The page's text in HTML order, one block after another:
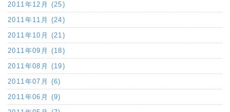
2011年12月 (25)
2011年11月 (24)
2011年10月 (21)
2011年09月 (18)
2011年08月 (19)
2011年07月 (6)
2011年06月 (9)